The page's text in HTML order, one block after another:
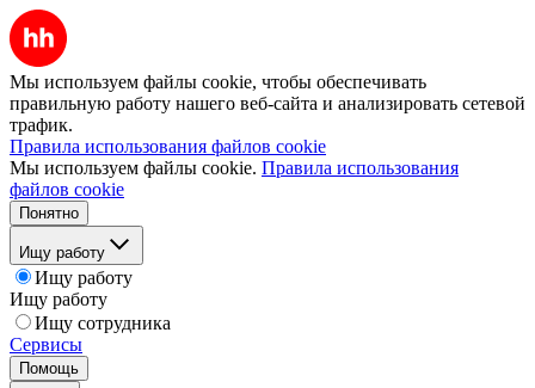
Мы используем файлы cookie, чтобы обеспечивать
правильную работу нашего веб-сайта и анализировать сетевой
трафик.
Правила использования файлов cookie
Мы используем файлы cookie. Правила использования
файлов cookie
Понятно
Ищу работу
Ищу работу
Ищу работу
Ищу сотрудника
Сервисы
Помощь